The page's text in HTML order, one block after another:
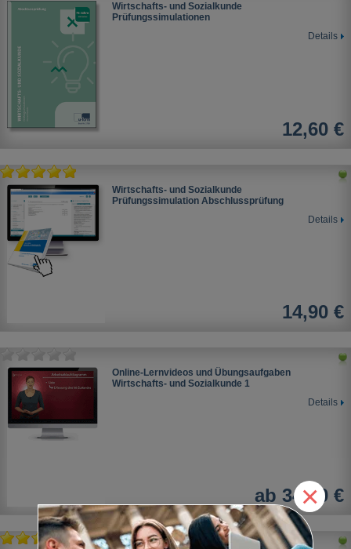
Wirtschafts- und Sozialkunde
Prüfungssimulationen
Details
12,60 €
Wirtschafts- und Sozialkunde
Prüfungssimulation Abschlussprüfung
Details
14,90 €
Online-Lernvideos und Übungsaufgaben
Wirtschafts- und Sozialkunde 1
Details
ab 34,90 €
×